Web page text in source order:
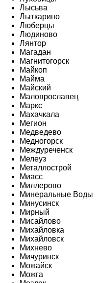
Лысьва
Лыткарино
Люберцы
Людиново
Лянтор
Магадан
Магнитогорск
Майкоп
Майма
Майский
Малоярославец
Маркс
Махачкала
Мегион
Медведево
Медногорск
Междуреченск
Мелеуз
Металлострой
Миасс
Миллерово
Минеральные Воды
Минусинск
Мирный
Мисайлово
Михайловка
Михайловск
Михнево
Мичуринск
Можайск
Можга